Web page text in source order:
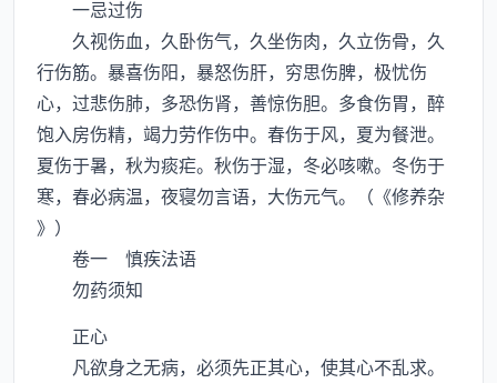
一忌过伤
久视伤血，久卧伤气，久坐伤肉，久立伤骨，久
行伤筋。暴喜伤阳，暴怒伤肝，穷思伤脾，极忧伤
心，过悲伤肺，多恐伤肾，善惊伤胆。多食伤胃，醉
饱入房伤精，竭力劳作伤中。春伤于风，夏为餐泄。
夏伤于暑，秋为痰疟。秋伤于湿，冬必咳嗽。冬伤于
寒，春必病温，夜寝勿言语，大伤元气。（《修养杂
》）
卷一 慎疾法语
勿药须知
正心
凡欲身之无病，必须先正其心，使其心不乱求。